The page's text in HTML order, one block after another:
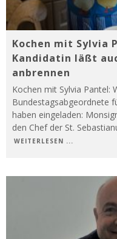
Kochen mit Sylvia
Kandidatin läßt
anbrennen
Kochen mit Sylvia Pantel:
Bundestagsabgeordnete
haben eingeladen:
den Chef der St.
WEITERLESEN ...